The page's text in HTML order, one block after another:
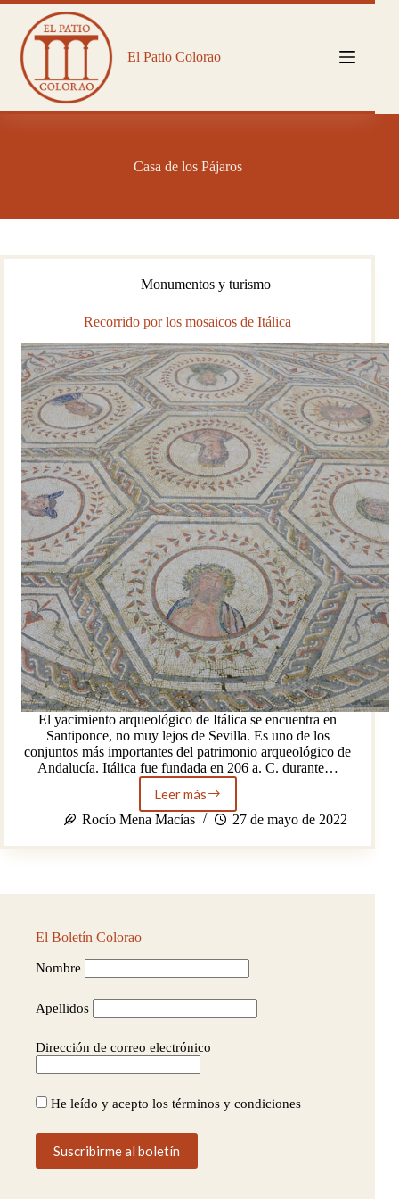
Saltar
contenido
El Patio Colorao
Casa de los Pájaros
Monumentos y turismo
Recorrido por los mosaicos de Itálica
El yacimiento arqueológico de Itálica se encuentra en
Santiponce, no muy lejos de Sevilla. Es uno de los
conjuntos más importantes del patrimonio arqueológico de
Andalucía. Itálica fue fundada en 206 a. C. durante…
Leer másRecorrido
por
mosaicos
Rocío Mena Macías 27 de mayo de 2022
El Boletín Colorao
Nombre
Apellidos
Dirección de correo electrónico
He leído y acepto los términos y condiciones